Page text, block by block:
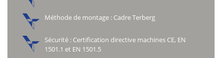
Méthode de montage : Cadre Terberg
Sécurité : Certification directive machines CE, EN
1501.1 et EN 1501.5